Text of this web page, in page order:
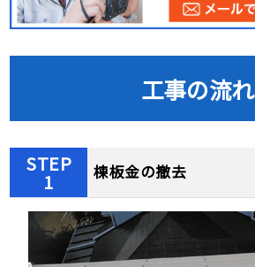
工事の流れ
STEP
1 棟板金の撤去